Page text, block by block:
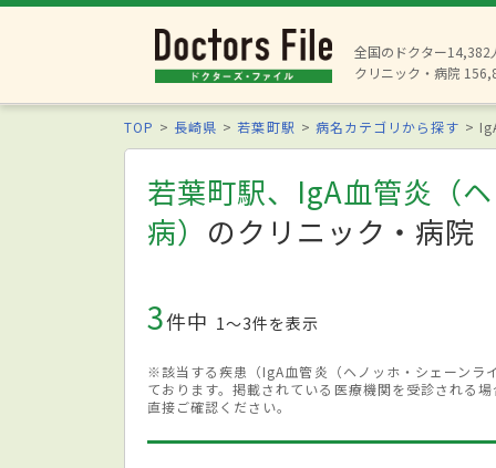
全国のドクター14,382
クリニック・病院
TOP 長崎県 若葉町駅 病名カテゴリから探す
若葉町駅、IgA血管炎（
病） のクリニック・病院
3件中 1〜3件を表示
※該当する疾患（IgA血管炎（ヘノッホ・シェーンラ
ております。掲載されている医療機関を受診される
直接ご確認ください。